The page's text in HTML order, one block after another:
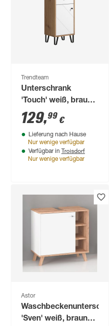
Trendteam
Unterschrank
'Touch' weiß, braun
matt 36 x 79 x 29 cm
129,99 €
Lieferung nach Hause
Nur wenige verfügbar
Verfügbar in Troisdorf
Nur wenige verfügbar
Astor
'Sven' weiß, braun